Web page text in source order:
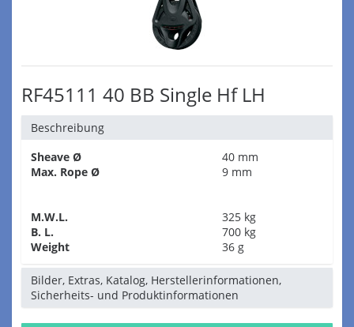
RF45111 40 BB Single Hf LH
Beschreibung
Sheave Ø
40 mm
Max. Rope Ø
9 mm
M.W.L.
325 kg
B. L.
700 kg
Weight
36 g
Bilder, Extras, Katalog, Herstellerinformationen,
Sicherheits- und Produktinformationen